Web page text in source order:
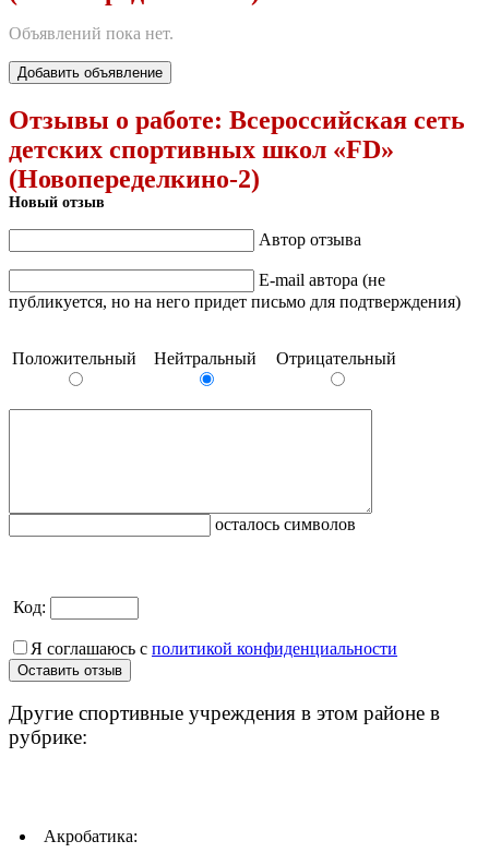
Объявлений пока нет.
Добавить объявление
Отзывы о работе: Всероссийская сеть
детских спортивных школ «FD»
(Новопеределкино-2)
Новый отзыв
Автор отзыва
E-mail автора (не
публикуется, но на него придет письмо для подтверждения)
Положительный Нейтральный Отрицательный
осталось символов
Код:
Я соглашаюсь с политикой конфиденциальности
Другие спортивные учреждения в этом районе в
рубрике:
Акробатика: